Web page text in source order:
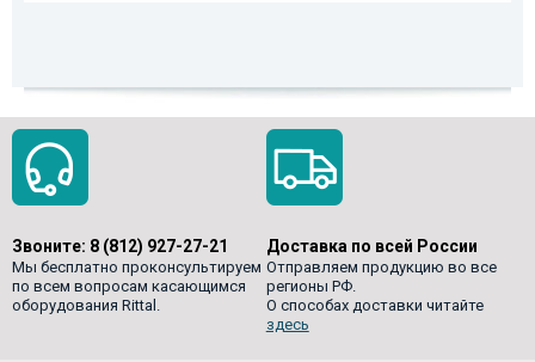
Звоните: 8 (812) 927-27-21
Мы бесплатно проконсультируем
по всем вопросам касающимся
оборудования Rittal.
Доставка по всей России
Отправляем продукцию во все
регионы РФ.
О способах доставки читайте
здесь